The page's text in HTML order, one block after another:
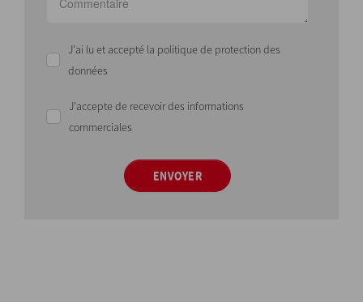
J'ai lu et accepté la politique de protection des
données
J'accepte de recevoir des informations
commerciales
ENVOYER